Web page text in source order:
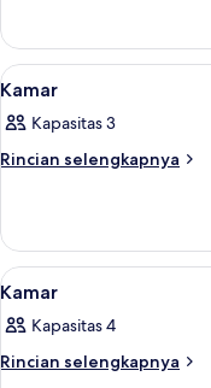
Kamar
Twin
Deluks,
kolam
renang
Lihat
semua
foto
untuk
5
Kamar
Kapasitas 3
Rincian selengkapnya
Rincian
Kamar
Lihat
semua
foto
untuk
4
Kamar
Kapasitas 4
Rincian selengkapnya
Rincian